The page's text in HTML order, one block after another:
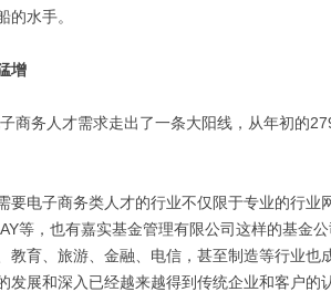
的水手。
增
务人才需求走出了一条大阳线，从年初的
电子商务类人才的行业不仅限于专业的行业
等，也有嘉实基金管理有限公司这样的基金
教育、旅游、金融、电信，甚至制造等行业也
发展和深入已经越来越得到传统企业和客户的